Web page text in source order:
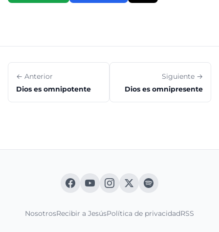
← Anterior
Dios es omnipotente
Siguiente →
Dios es omnipresente
NosotrosRecibir a JesúsPolítica de privacidadRSS